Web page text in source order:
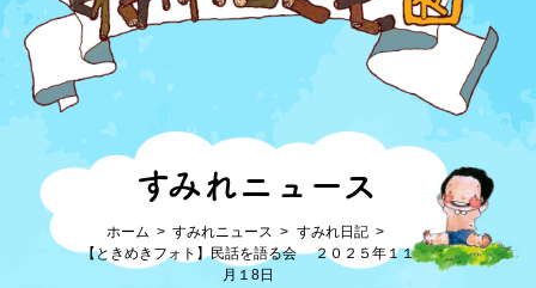
すみれニュース
ホーム すみれニュース
すみれ日記
【ときめきフォト】民話を語る会 ２０２５年１１
月１8日